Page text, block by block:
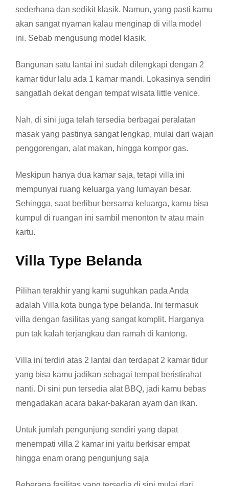
sederhana dan sedikit klasik. Namun, yang pasti kamu
akan sangat nyaman kalau menginap di villa model
ini. Sebab mengusung model klasik.
Bangunan satu lantai ini sudah dilengkapi dengan 2
kamar tidur lalu ada 1 kamar mandi. Lokasinya sendiri
sangatlah dekat dengan tempat wisata little venice.
Nah, di sini juga telah tersedia berbagai peralatan
masak yang pastinya sangat lengkap, mulai dari wajan
penggorengan, alat makan, hingga kompor gas.
Meskipun hanya dua kamar saja, tetapi villa ini
mempunyai ruang keluarga yang lumayan besar.
Sehingga, saat berlibur bersama keluarga, kamu bisa
kumpul di ruangan ini sambil menonton tv atau main
kartu.
Villa Type Belanda
Pilihan terakhir yang kami suguhkan pada Anda
adalah Villa kota bunga type belanda. Ini termasuk
villa dengan fasilitas yang sangat komplit. Harganya
pun tak kalah terjangkau dan ramah di kantong.
Villa ini terdiri atas 2 lantai dan terdapat 2 kamar tidur
yang bisa kamu jadikan sebagai tempat beristirahat
nanti. Di sini pun tersedia alat BBQ, jadi kamu bebas
mengadakan acara bakar-bakaran ayam dan ikan.
Untuk jumlah pengunjung sendiri yang dapat
menempati villa 2 kamar ini yaitu berkisar empat
hingga enam orang pengunjung saja